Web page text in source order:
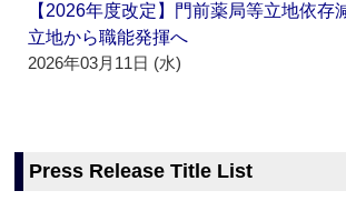
【2026年度改定】門前薬局等立地依存
立地から職能発揮へ
2026年03月11日 (水)
Press Release Title List